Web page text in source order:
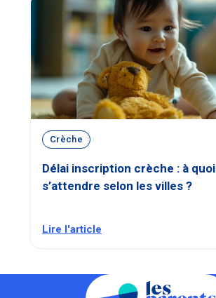
Crèche
Délai inscription crèche : à quoi
s’attendre selon les villes ?
Lire l'article